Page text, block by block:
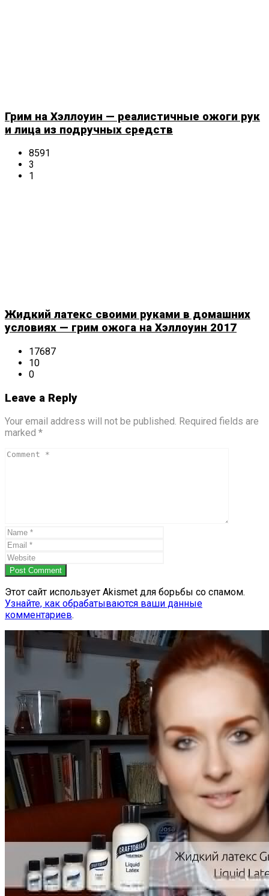
Грим на Хэллоуин — реалистичные ожоги рук
и лица из подручных средств
8591
3
1
Жидкий латекс своими руками в домашних
условиях — грим ожога на Хэллоуин 2017
17687
10
0
Leave a Reply
Your email address will not be published. Required fields are
marked *
Post Comment
Этот сайт использует Akismet для борьбы со спамом.
Узнайте, как обрабатываются ваши данные
комментариев.